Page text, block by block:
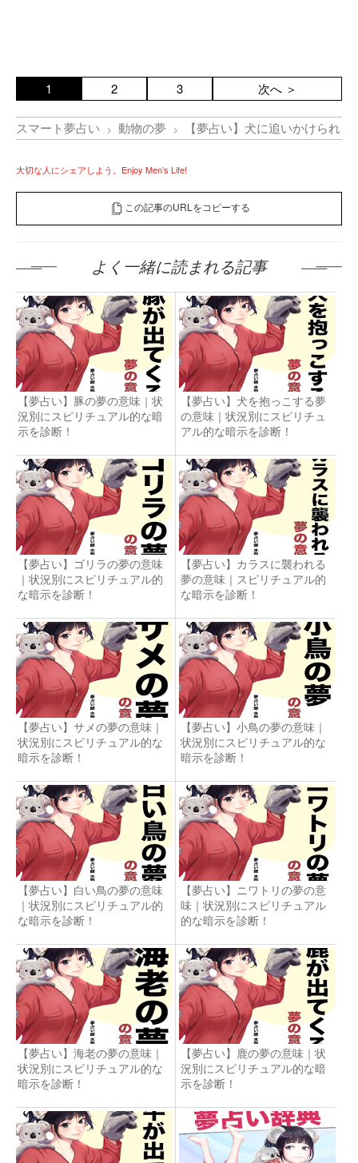
1 2 3 次へ ＞
スマート夢占い 動物の夢 【夢占い】犬に追いかけられ
大切な人にシェアしよう。Enjoy Men’s Life!
この記事のURLをコピーする
よく一緒に読まれる記事
【夢占い】豚の夢の意味｜状
況別にスピリチュアル的な暗
示を診断！
【夢占い】犬を抱っこする夢
の意味｜状況別にスピリチュ
アル的な暗示を診断！
【夢占い】ゴリラの夢の意味
｜状況別にスピリチュアル的
な暗示を診断！
【夢占い】カラスに襲われる
夢の意味｜スピリチュアル的
な暗示を診断！
【夢占い】サメの夢の意味｜
状況別にスピリチュアル的な
暗示を診断！
【夢占い】小鳥の夢の意味｜
状況別にスピリチュアル的な
暗示を診断！
【夢占い】白い鳥の夢の意味
｜状況別にスピリチュアル的
な暗示を診断！
【夢占い】ニワトリの夢の意
味｜状況別にスピリチュアル
的な暗示を診断！
【夢占い】海老の夢の意味｜
状況別にスピリチュアル的な
暗示を診断！
【夢占い】鹿の夢の意味｜状
況別にスピリチュアル的な暗
示を診断！